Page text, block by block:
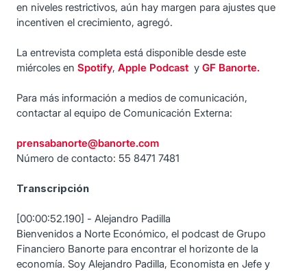
en niveles restrictivos, aún hay margen para ajustes que
incentiven el crecimiento, agregó.
La entrevista completa está disponible desde este
miércoles en Spotify, Apple Podcast y GF Banorte.
Para más información a medios de comunicación,
contactar al equipo de Comunicación Externa:
prensabanorte@banorte.com
Número de contacto: 55 8471 7481
Transcripción
[00:00:52.190] - Alejandro Padilla
Bienvenidos a Norte Económico, el podcast de Grupo
Financiero Banorte para encontrar el horizonte de la
economía. Soy Alejandro Padilla, Economista en Jefe y